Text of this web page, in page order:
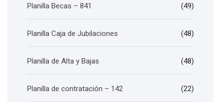
Planilla Becas – 841 (49)
Planilla Caja de Jubilaciones (48)
Planilla de Alta y Bajas (48)
Planilla de contratación – 142 (22)